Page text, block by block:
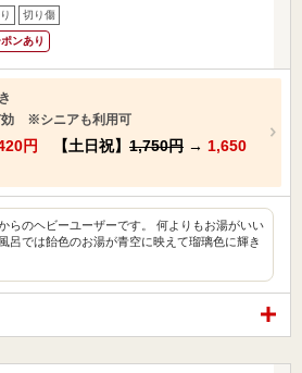
切り傷
ンあり
効 ※シニアも利用可
円 【土日祝】 1,750円 → 1,650
らのヘビーユーザーです。 何よりもお湯がいい
呂では飴色のお湯が青空に映えて瑠璃色に輝き